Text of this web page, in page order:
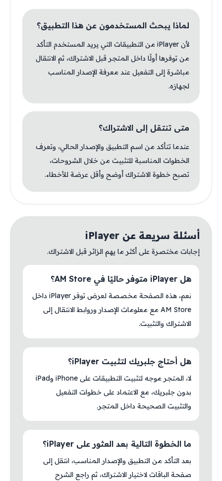
لماذا يبحث المستخدمون عن هذا التطبيق؟
لأن iPlayer من التطبيقات التي يريد المستخدم التأكد
من توفرها أولًا داخل المتجر قبل الاشتراك، ثم الانتقال
مباشرة إلى التفعيل عند معرفة الإصدار المناسب
لجهازه.
متى تنتقل إلى الاشتراك؟
عندما تتأكد من اسم التطبيق والإصدار الحالي، وتعرف
الخطوات المناسبة للتثبيت من خلال الشروحات،
تصبح خطوة الاشتراك أوضح وأقل عرضة للأخطاء.
أسئلة سريعة عن iPlayer
إجابات مختصرة على أكثر ما يهم الزائر قبل الاشتراك.
هل iPlayer متوفر حاليًا في AM Store؟
نعم، هذه الصفحة مخصصة لعرض توفر iPlayer داخل
AM Store مع معلومات الإصدار وروابط الانتقال إلى
الاشتراك والتثبيت.
هل أحتاج جلبريك لتثبيت iPlayer؟
لا، المتجر موجه لتثبيت التطبيقات على iPhone وiPad
بدون جلبريك، مع الاعتماد على خطوات التفعيل
والتثبيت الصحيحة داخل المتجر.
ما الخطوة التالية بعد العثور على iPlayer؟
بعد التأكد من التطبيق والإصدار المناسب، انتقل إلى
صفحة الباقات لاختيار الاشتراك، ثم راجع الشرح